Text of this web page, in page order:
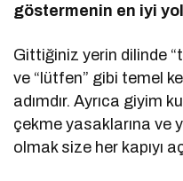
göstermenin en iyi
Gittiğiniz yerin dilinde
ve “lütfen” gibi temel
adımdır. Ayrıca giyim
çekme yasaklarına ve
olmak size her kapıyı